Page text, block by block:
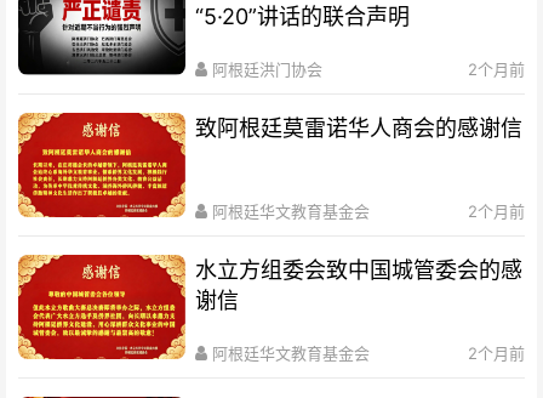
“5·20”讲话的联合声明
阿根廷洪门协会 2个月前
致阿根廷莫雷诺华人商会的感谢信
阿根廷华文教育基金会 2个月前
水立方组委会致中国城管委会的感
谢信
阿根廷华文教育基金会 2个月前